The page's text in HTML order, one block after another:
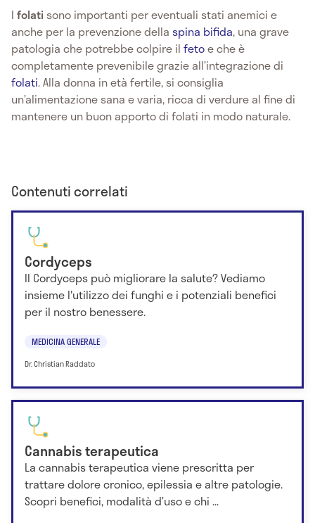
I folati sono importanti per eventuali stati anemici e
anche per la prevenzione della spina bifida, una grave
patologia che potrebbe colpire il fetoe che è
completamente prevenibile grazie all’integrazione di
folati. Alla donna in età fertile, si consiglia
un’alimentazione sana e varia, ricca di verdure al fine di
mantenere un buon apporto di folati in modo naturale.
Contenuti correlati
Cordyceps
Il Cordyceps può migliorare la salute? Vediamo
insieme l'utilizzo dei funghi e i potenziali benefici
per il nostro benessere.
MEDICINA GENERALE
Dr. Christian Raddato
Cannabis terapeutica
La cannabis terapeutica viene prescritta per
trattare dolore cronico, epilessia e altre patologie.
Scopri benefici, modalità d’uso e chi ...